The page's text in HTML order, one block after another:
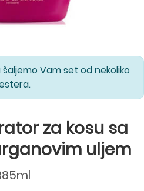
Vam set od nekoliko
za kosu sa
uljem